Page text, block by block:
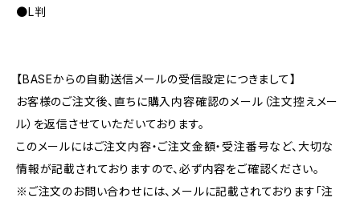
●L判
【BASEからの自動送信メールの受信設定につきまして】
お客様のご注文後、直ちに購入内容確認のメール（注文控えメー
ル）を返信させていただいております。
このメールにはご注文内容・ご注文金額・受注番号など、大切な
情報が記載されておりますので、必ず内容をご確認ください。
※ご注文のお問い合わせには、メールに記載されております「注